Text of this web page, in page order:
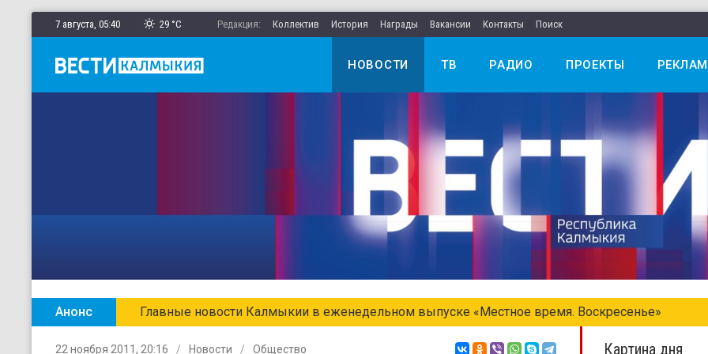
7 августа, 05:40 29 °C Редакция: Коллектив История Награды Вакансии Контакты Поиск
НОВОСТИ ТВ РАДИО ПРОЕКТЫ
Анонс Главные новости Калмыкии в еженедельном выпуске «Местное время. Воскресенье»
22 ноября 2011, 20:16 Новости Общество Картина дня